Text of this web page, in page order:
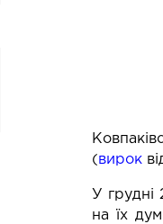
(вирок
У грудні
на їх